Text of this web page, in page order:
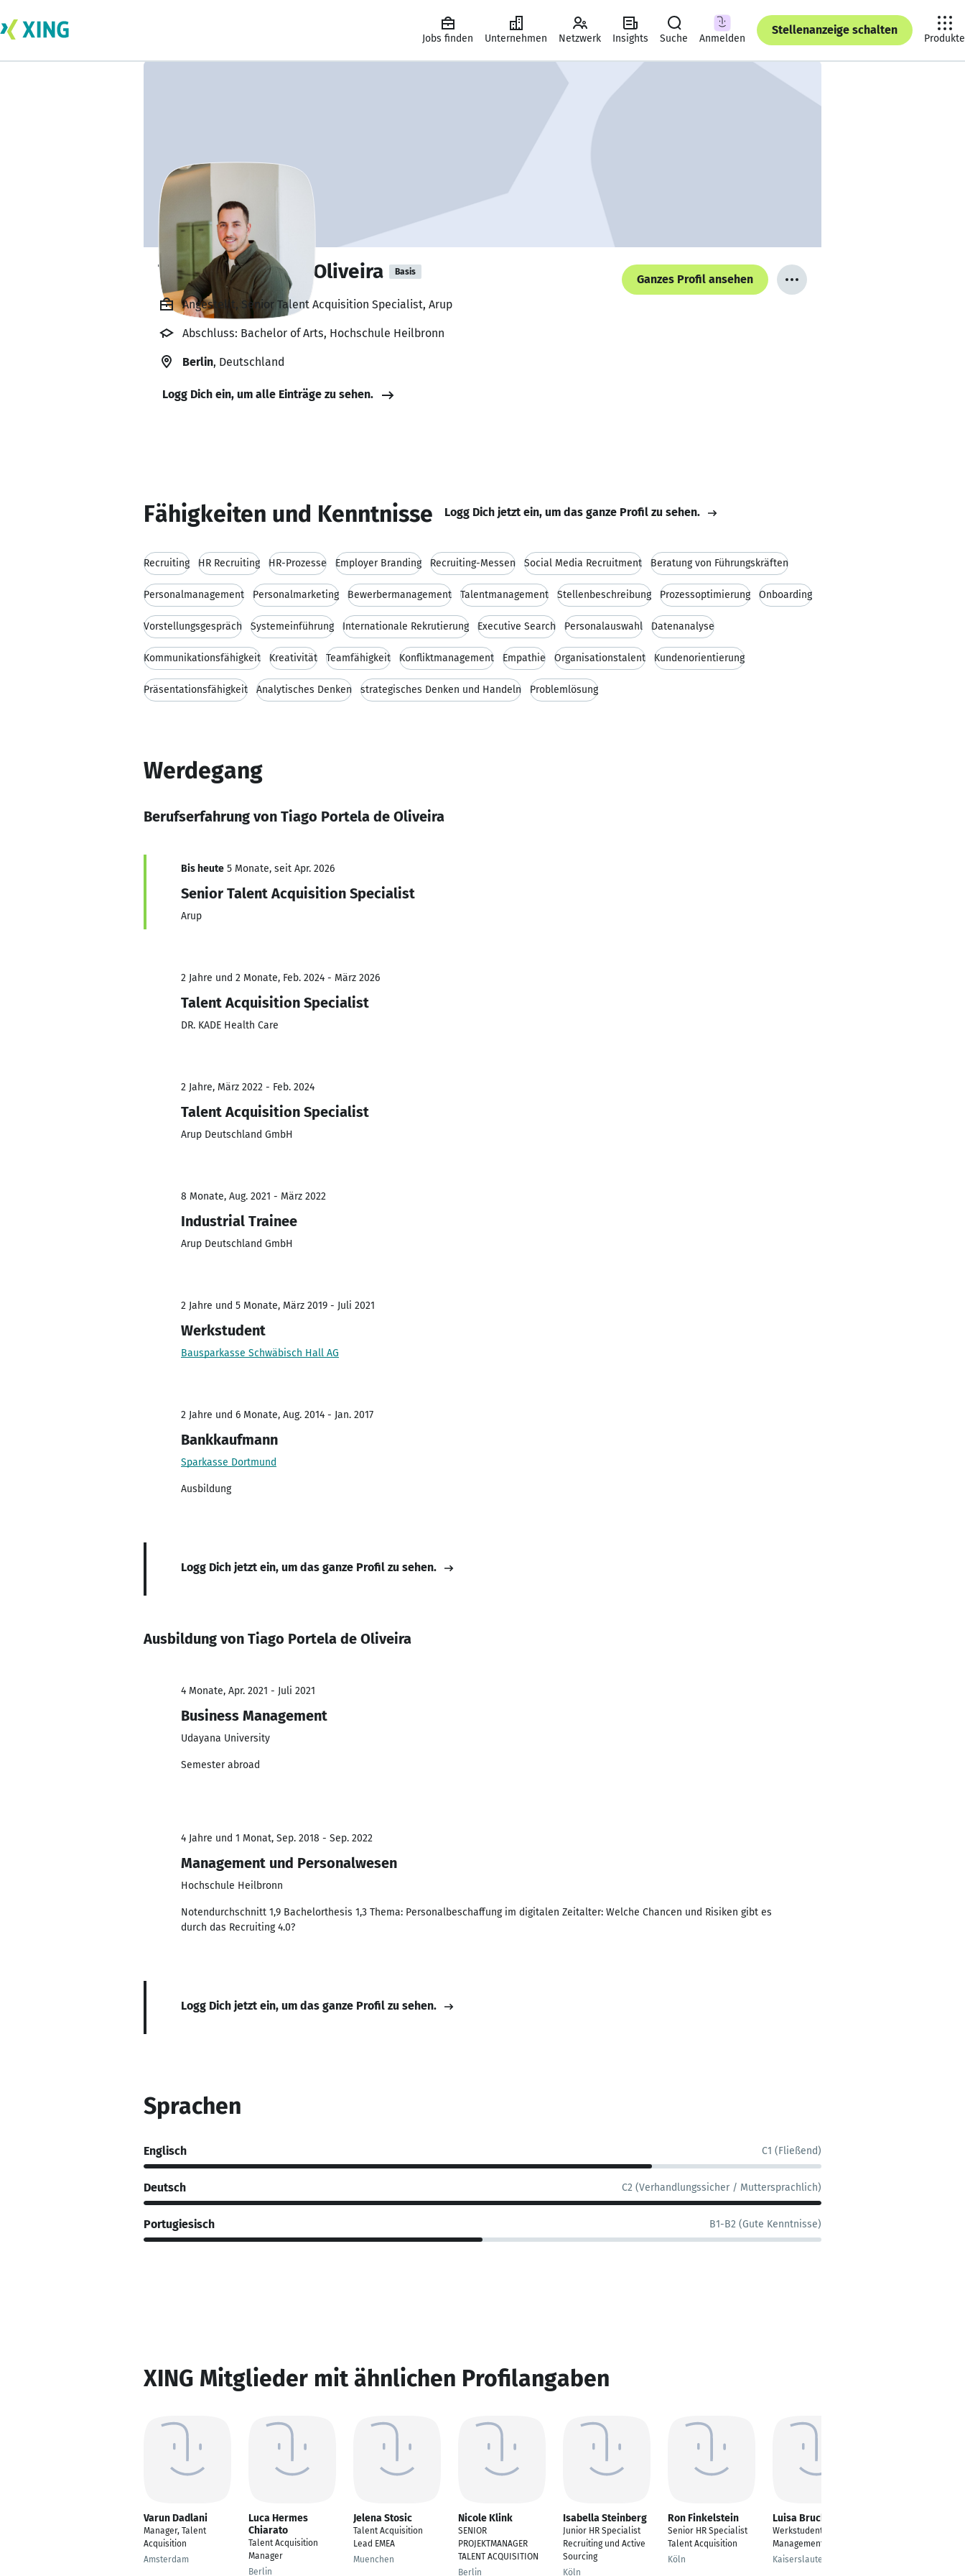
Jobs finden Unternehmen Netzwerk Insights Suche Anmelden
Stellenanzeige schalten
Produkte
Tiago Portela de Oliveira Basis
Ganzes Profil ansehen
Angestellt, Senior Talent Acquisition Specialist, Arup
Abschluss: Bachelor of Arts, Hochschule Heilbronn
Berlin, Deutschland
Logg Dich ein, um alle Einträge zu sehen.
Fähigkeiten und Kenntnisse Logg Dich jetzt ein, um das ganze Profil zu sehen.
Recruiting HR Recruiting HR-Prozesse Employer Branding Recruiting-Messen Social Media Recruitment Beratung von Führungskräften
Personalmanagement Personalmarketing Bewerbermanagement Talentmanagement Stellenbeschreibung Prozessoptimierung Onboarding
Vorstellungsgespräch Systemeinführung Internationale Rekrutierung Executive Search Personalauswahl Datenanalyse
Kommunikationsfähigkeit Kreativität Teamfähigkeit Konfliktmanagement Empathie Organisationstalent Kundenorientierung
Präsentationsfähigkeit Analytisches Denken strategisches Denken und Handeln Problemlösung
Werdegang
Berufserfahrung von Tiago Portela de Oliveira
Bis heute 5 Monate, seit Apr. 2026
Senior Talent Acquisition Specialist
Arup
2 Jahre und 2 Monate, Feb. 2024 - März 2026
Talent Acquisition Specialist
DR. KADE Health Care
2 Jahre, März 2022 - Feb. 2024
Talent Acquisition Specialist
Arup Deutschland GmbH
8 Monate, Aug. 2021 - März 2022
Industrial Trainee
Arup Deutschland GmbH
2 Jahre und 5 Monate, März 2019 - Juli 2021
Werkstudent
Bausparkasse Schwäbisch Hall AG
2 Jahre und 6 Monate, Aug. 2014 - Jan. 2017
Bankkaufmann
Sparkasse Dortmund
Ausbildung
Logg Dich jetzt ein, um das ganze Profil zu sehen.
Ausbildung von Tiago Portela de Oliveira
4 Monate, Apr. 2021 - Juli 2021
Business Management
Udayana University
Semester abroad
4 Jahre und 1 Monat, Sep. 2018 - Sep. 2022
Management und Personalwesen
Hochschule Heilbronn
Notendurchschnitt 1,9 Bachelorthesis 1,3 Thema: Personalbeschaffung im digitalen Zeitalter: Welche Chancen und Risiken gibt es
durch das Recruiting 4.0?
Logg Dich jetzt ein, um das ganze Profil zu sehen.
Sprachen
Englisch C1 (Fließend)
Deutsch C2 (Verhandlungssicher / Muttersprachlich)
Portugiesisch B1-B2 (Gute Kenntnisse)
XING Mitglieder mit ähnlichen Profilangaben
Varun Dadlani
Manager, Talent
Acquisition
Amsterdam
Luca Hermes
Chiarato
Talent Acquisition
Manager
Berlin
Jelena Stosic
Talent Acquisition
Lead EMEA
Muenchen
Nicole Klink
SENIOR
PROJEKTMANAGER
TALENT ACQUISITION
Berlin
Isabella Steinberg
Junior HR Specialist
Recruiting und Active
Sourcing
Köln
Ron Finkelstein
Senior HR Specialist
Talent Acquisition
Köln
Luisa Bruch
Werkstudentin Talent
Management
Kaiserslautern